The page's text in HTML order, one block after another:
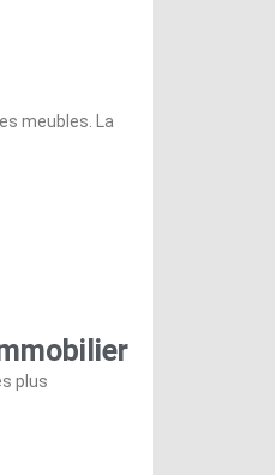
meubles. La
plus